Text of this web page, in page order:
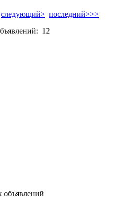
следующий> последний>>>
12